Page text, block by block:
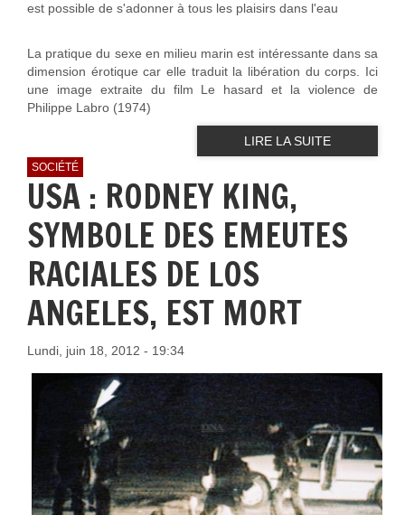
est possible de s'adonner à tous les plaisirs dans l'eau
La pratique du sexe en milieu marin est intéressante dans sa
dimension érotique car elle traduit la libération du corps. Ici
une image extraite du film Le hasard et la violence de
Philippe Labro (1974)
LIRE LA SUITE
SOCIÉTÉ
USA : RODNEY KING,
SYMBOLE DES EMEUTES
RACIALES DE LOS
ANGELES, EST MORT
Lundi, juin 18, 2012 - 19:34